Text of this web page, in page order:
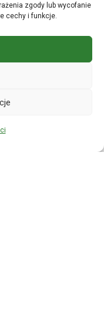
zgody lub wycofanie
cechy i funkcje.